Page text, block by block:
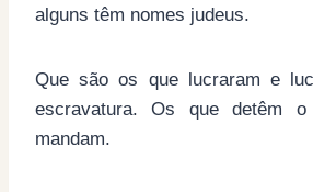
alguns têm nomes judeus.
Que são os que lucraram e
escravatura. Os que detêm
mandam.